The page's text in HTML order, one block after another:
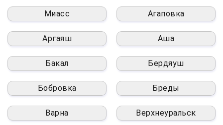
Миасс Агаповка
Аргаяш Аша
Бакал Бердяуш
Бобровка Бреды
Варна Верхнеуральск